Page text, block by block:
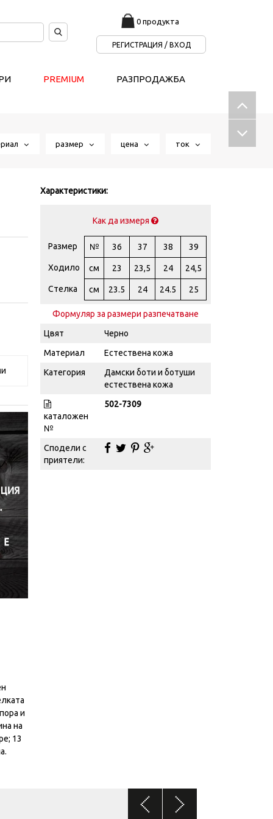
0 продукта
РЕГИСТРАЦИЯ / ВХОД
PREMIUM РАЗПРОДАЖБА
размер цена ток
и
на
13
Характеристики:
Как да измеря
Размер № 36 37 38 39
Ходило см 23 23,5 24 24,5
Стелка см 23.5 24 24.5 25
Формуляр за размери разпечатване
Цвят
Черно
Материал
Естествена кожа
Категория
Дамски боти и ботуши
естествена кожа
каталожен
№
502-7309
Сподели с
приятели: